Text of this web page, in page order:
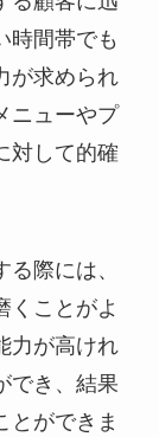
時間帯でも
が求められ
ニューやプ
対して的確
際には、
くことがよ
力が高けれ
でき、結果
とができま